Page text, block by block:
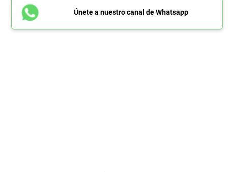
Únete a nuestro canal de Whatsapp